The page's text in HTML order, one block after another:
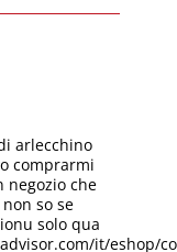
arlecchino
comprarmi
negozio che
so se
solo qua
it/eshop/